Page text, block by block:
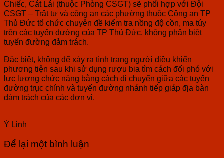
Chiếc, Cát Lái (thuộc Phòng CSGT) sẽ phối hợp với Đội
CSGT – Trật tự và công an các phường thuộc Công an TP
Thủ Đức tổ chức chuyên đề kiểm tra nồng độ cồn, ma túy
trên các tuyến đường của TP Thủ Đức, không phân biệt
tuyến đường đảm trách.
Đặc biệt, không để xảy ra tình trạng người điều khiển
phương tiện sau khi sử dụng rượu bia tìm cách đối phó với
lực lượng chức năng bằng cách di chuyển giữa các tuyến
đường trục chính và tuyến đường nhánh tiếp giáp địa bàn
đảm trách của các đơn vị.
Ý Linh
Để lại một bình luận